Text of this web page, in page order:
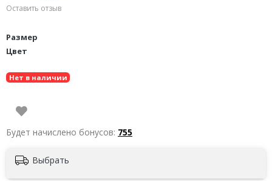
Оставить отзыв
Размер
Цвет
Нет в наличии
Будет начислено бонусов: 755
Выбрать